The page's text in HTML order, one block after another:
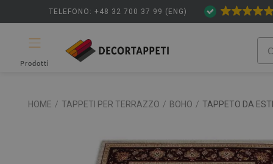
TELEFONO: +48 32 700 37 99 (ENG)
Prodotti
HOME / TAPPETI PER TERRAZZO / BOHO / TAPPETO DA